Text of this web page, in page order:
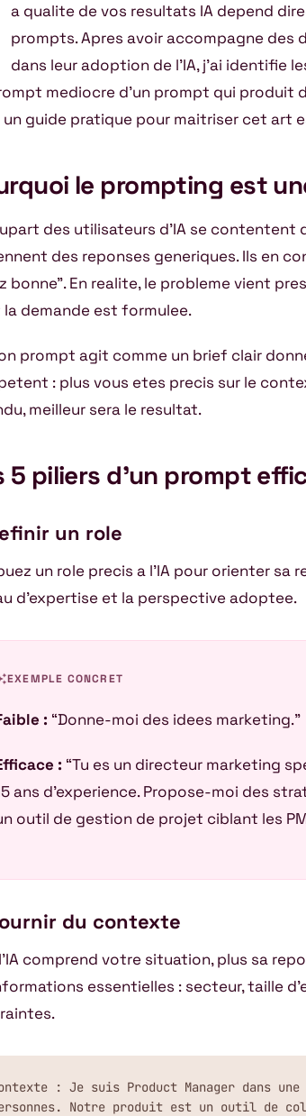
a qualite de vos resultats IA depend
prompts. Apres avoir accompagne des
dans leur adoption de l’IA, j’ai identifie
mediocre d’un prompt qui produit
un guide pratique pour maitriser cet art
le prompting est
des utilisateurs d’IA se contentent
des reponses generiques. Ils en
bonne”. En realite, le probleme vient
demande est formulee.
prompt agit comme un brief clair
: plus vous etes precis sur le
meilleur sera le resultat.
5 piliers d’un prompt
un role
un role precis a l’IA pour orienter sa
d’expertise et la perspective adoptee.
EXEMPLE CONCRET
: “Donne-moi des idees marketing.”
: “Tu es un directeur marketing
ans d’experience. Propose-moi des
outil de gestion de projet ciblant les
du contexte
comprend votre situation, plus sa
essentielles : secteur, taille
: Je suis Product Manager dans une
Notre produit est un outil de